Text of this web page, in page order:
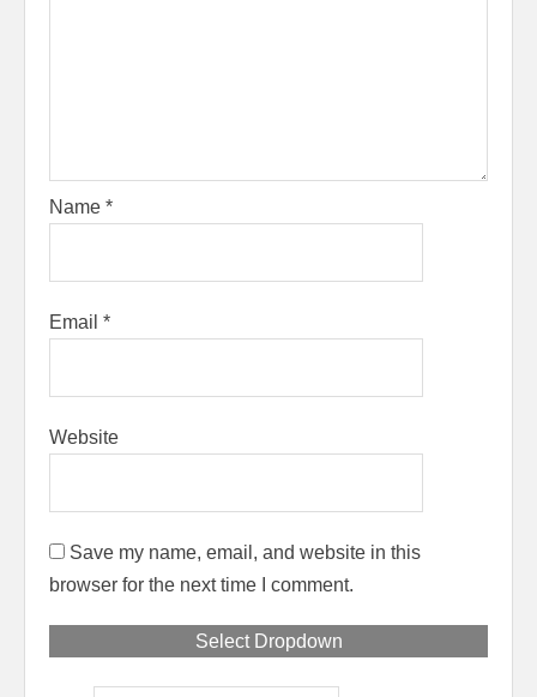
Name *
Email *
Website
Save my name, email, and website in this
browser for the next time I comment.
Select Dropdown